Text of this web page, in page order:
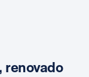
renovado